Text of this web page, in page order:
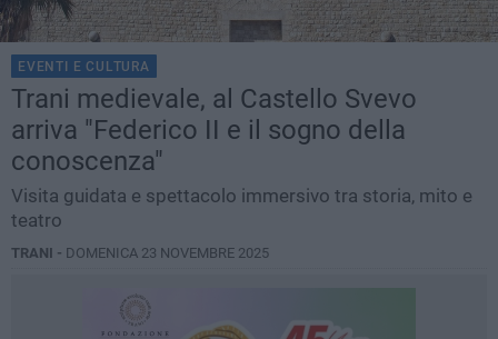
EVENTI E CULTURA
Trani medievale, al Castello Svevo
arriva "Federico II e il sogno della
conoscenza"
Visita guidata e spettacolo immersivo tra storia, mito e
teatro
TRANI - DOMENICA 23 NOVEMBRE 2025